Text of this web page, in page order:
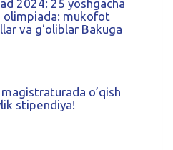
2024: 25 yoshgacha
olimpiada: mukofot
va gʻoliblar Bakuga
o’qish
stipendiya!